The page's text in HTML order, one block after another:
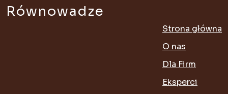
Równowadze
Strona główna
O nas
Dla Firm
Eksperci